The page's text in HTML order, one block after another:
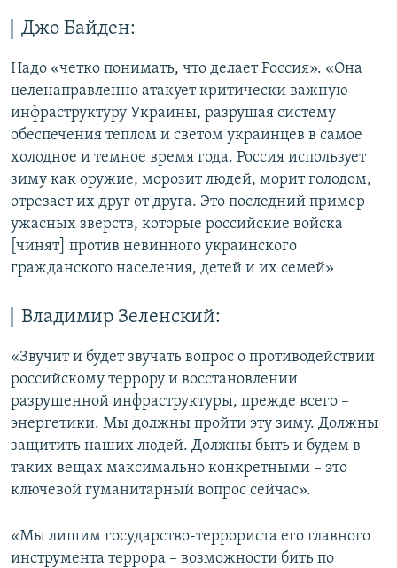
Джо Байден:
Надо «четко понимать, что делает Россия». «Она
целенаправленно атакует критически важную
инфраструктуру Украины, разрушая систему
обеспечения теплом и светом украинцев в самое
холодное и темное время года. Россия использует
зиму как оружие, морозит людей, морит голодом,
отрезает их друг от друга. Это последний пример
ужасных зверств, которые российские войска
[чинят] против невинного украинского
гражданского населения, детей и их семей»
Владимир Зеленский:
«Звучит и будет звучать вопрос о противодействии
российскому террору и восстановлении
разрушенной инфраструктуры, прежде всего –
энергетики. Мы должны пройти эту зиму. Должны
защитить наших людей. Должны быть и будем в
таких вещах максимально конкретными – это
ключевой гуманитарный вопрос сейчас».
«Мы лишим государство-террориста его главного
инструмента террора – возможности бить по